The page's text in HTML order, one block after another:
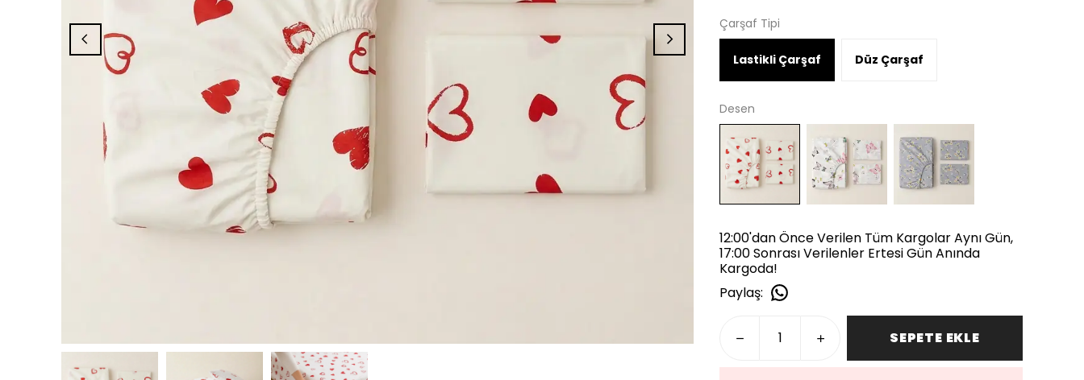
Çarşaf Tipi
Lastikli Çarşaf Düz Çarşaf
Desen
12:00'dan Önce Verilen Tüm Kargolar Aynı Gün,
17:00 Sonrası Verilenler Ertesi Gün Anında
Kargoda!
Paylaş:
SEPETE EKLE